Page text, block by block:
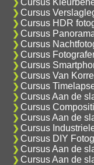
Cursus
Cursus HDR
Cursus
Cursus
Cursus
Cursus
Cursus Van
Cursus
Cursus Aan de
Cursus
Cursus Aan de
Cursus
Cursus DIY
Cursus Aan de
Cursus Aan de